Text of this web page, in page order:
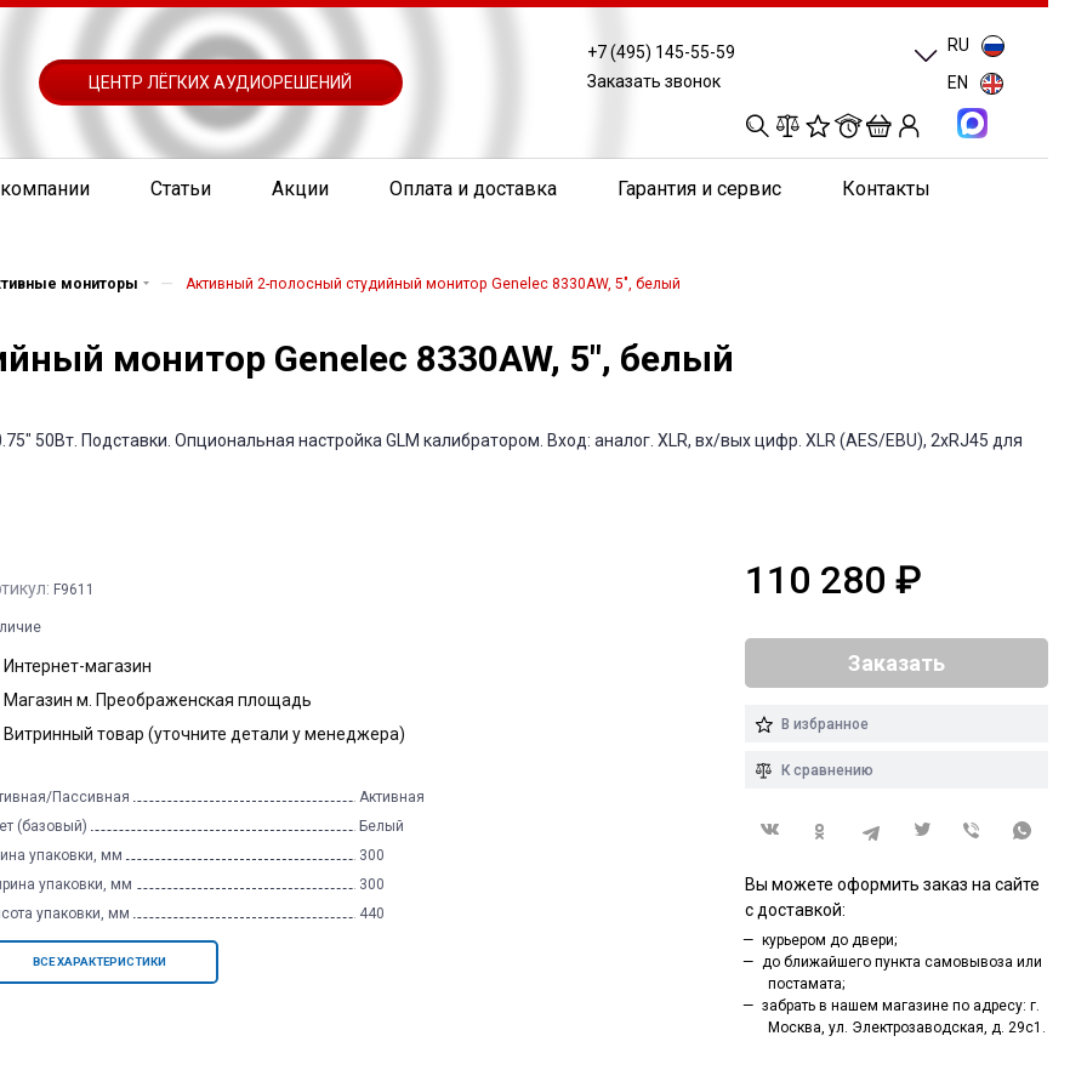
ЦЕНТР ЛЁГКИХ АУДИОРЕШЕНИЙ
+7 (495) 145-55-59
Заказать звонок
0
RU
EN
Статьи Акции Оплата и доставка Гарантия и сервис Контакты
мониторы — Активный 2-полосный студийный монитор Genelec 8330AW, 5", белый
монитор Genelec 8330AW, 5", белый
50Вт. Подставки. Опциональная настройка GLM калибратором. Вход: аналог. XLR, вх/вых цифр. XLR (AES/EBU), 2xRJ45 для
F9611
Интернет-магазин
Магазин м. Преображенская площадь
Витринный товар (уточните детали у менеджера)
Пассивная
Активная
(базовый)
Белый
упаковки, мм
300
упаковки, мм
300
упаковки, мм
440
ВСЕ ХАРАКТЕРИСТИКИ
110 280 ₽
Заказать
В избранное
К сравнению
Вы можете оформить заказ на сайте
с доставкой:
курьером до двери;
до ближайшего пункта самовывоза или
постамата;
забрать в нашем магазине по адресу: г.
Москва, ул. Электрозаводская, д. 29с1.